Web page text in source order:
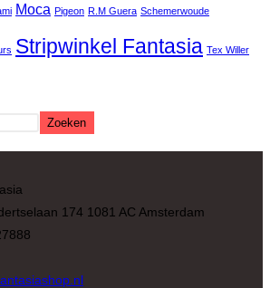
Moca Pigeon R.M Guera Schemerwoude
Stripwinkel Fantasia Tex Willer
Zoeken
174 1081 AC Amsterdam